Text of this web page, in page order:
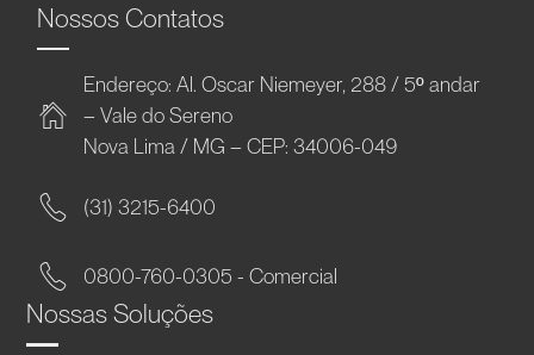
Nossos Contatos
Endereço: Al. Oscar Niemeyer, 288 / 5º andar
– Vale do Sereno
Nova Lima / MG – CEP: 34006-049
(31) 3215-6400
0800-760-0305 - Comercial
Nossas Soluções